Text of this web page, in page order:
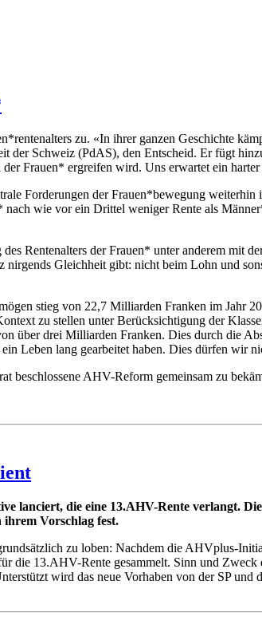
zu. «In ihrer ganzen Geschichte
der Schweiz (PdAS), den Entscheid. Er fügt
der Frauen* ergreifen wird. Uns erwartet ein
Forderungen der Frauen*bewegung
wie vor ein Drittel weniger Rente als
Rentenalters der Frauen* unter anderem mit
nirgends Gleichheit gibt: nicht beim Lohn und
stieg von 22,7 Milliarden Franken im Jahr
zu stellen unter Berücksichtigung der
über drei Milliarden Franken. Dies durch die
Leben lang gearbeitet haben. Dies dürfen wir
beschlossene AHV-Reform gemeinsam zu
lanciert, die eine 13.AHV-Rente verlangt.
Vorschlag fest.
zu loben: Nachdem die AHVplus-
die 13.AHV-Rente gesammelt. Sinn und Zweck
wird das neue Vorhaben von der SP